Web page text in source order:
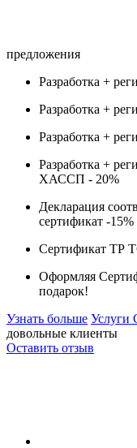
предложения
Разработка +
Разработка +
Разработка +
Разработка +
ХАССП - 20%
Декларация
сертификат -15%
Сертификат ТР
Оформляя
подарок!
Узнать больше Услуги
довольные клиенты
Оставить отзыв